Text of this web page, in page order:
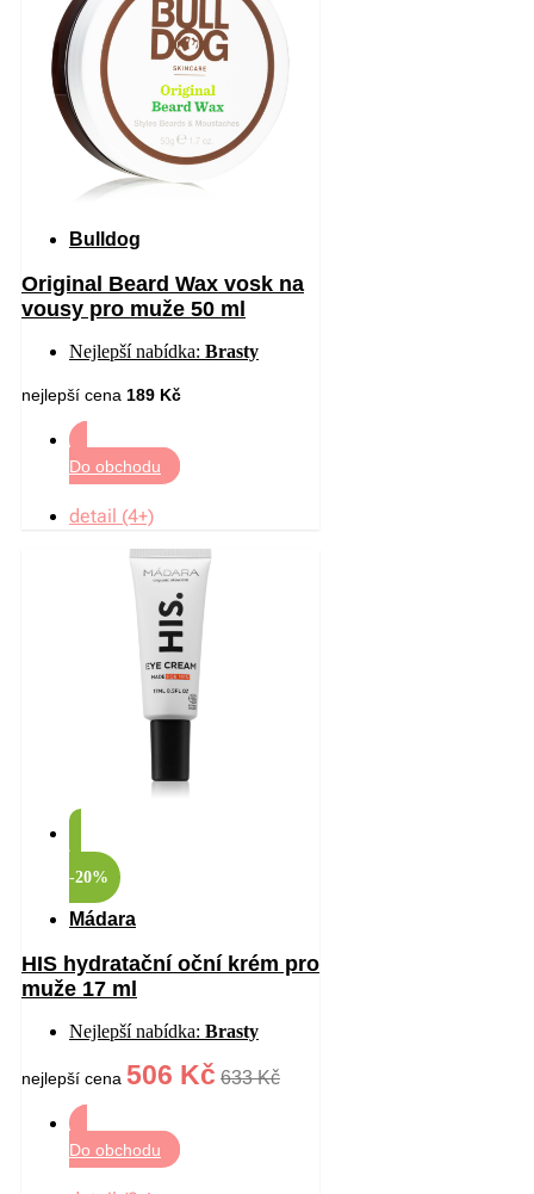
Bulldog
Original Beard Wax vosk na
vousy pro muže 50 ml
Nejlepší nabídka: Brasty
nejlepší cena 189 Kč
Do obchodu
detail (4+)
-20%
Mádara
HIS hydratační oční krém pro
muže 17 ml
Nejlepší nabídka: Brasty
nejlepší cena 506 Kč 633 Kč
Do obchodu